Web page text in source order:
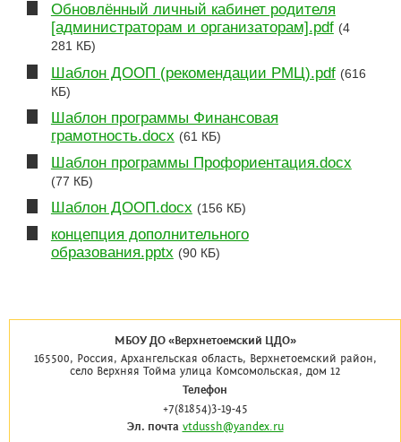
Обновлённый личный кабинет родителя
[администраторам и организаторам].pdf (4
281 КБ)
Шаблон ДООП (рекомендации РМЦ).pdf (616
КБ)
Шаблон программы Финансовая
грамотность.docx (61 КБ)
Шаблон программы Профориентация.docx
(77 КБ)
Шаблон ДООП.docx (156 КБ)
концепция дополнительного
образования.pptx (90 КБ)
МБОУ ДО «Верхнетоемский ЦДО»
165500, Россия, Архангельская область, Верхнетоемский район,
село Верхняя Тойма улица Комсомольская, дом 12
Телефон
+7(81854)3-19-45
Эл. почта vtdussh@yandex.ru